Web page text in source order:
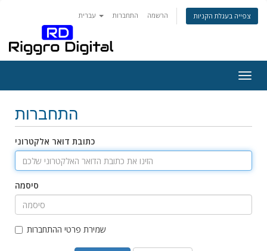
התחברות הרשמה צפייה בעגלת הקניות
התחברות
כתובת דואר אלקטרוני
סיסמה
שמירת פרטי ההתחברות